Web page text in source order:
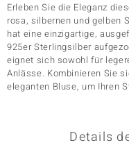
Classics
Erleben Sie die Eleganz
rosa, silbernen und gelben
hat eine einzigartige,
925er Sterlingsilber
eignet sich sowohl für
Anlässe. Kombinieren Sie
eleganten Bluse, um Ihren
Details